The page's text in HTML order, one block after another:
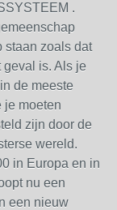
.
staan zoals dat
is. Als je
de meeste
je moeten
zijn door de
wereld.
in Europa en in
nu een
een nieuw